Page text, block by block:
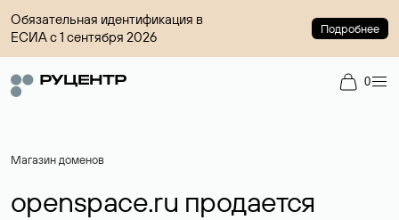
Обязательная идентификация в
ЕСИА с 1 сентября 2026
Подробнее
0
Магазин доменов
openspace.ru продается